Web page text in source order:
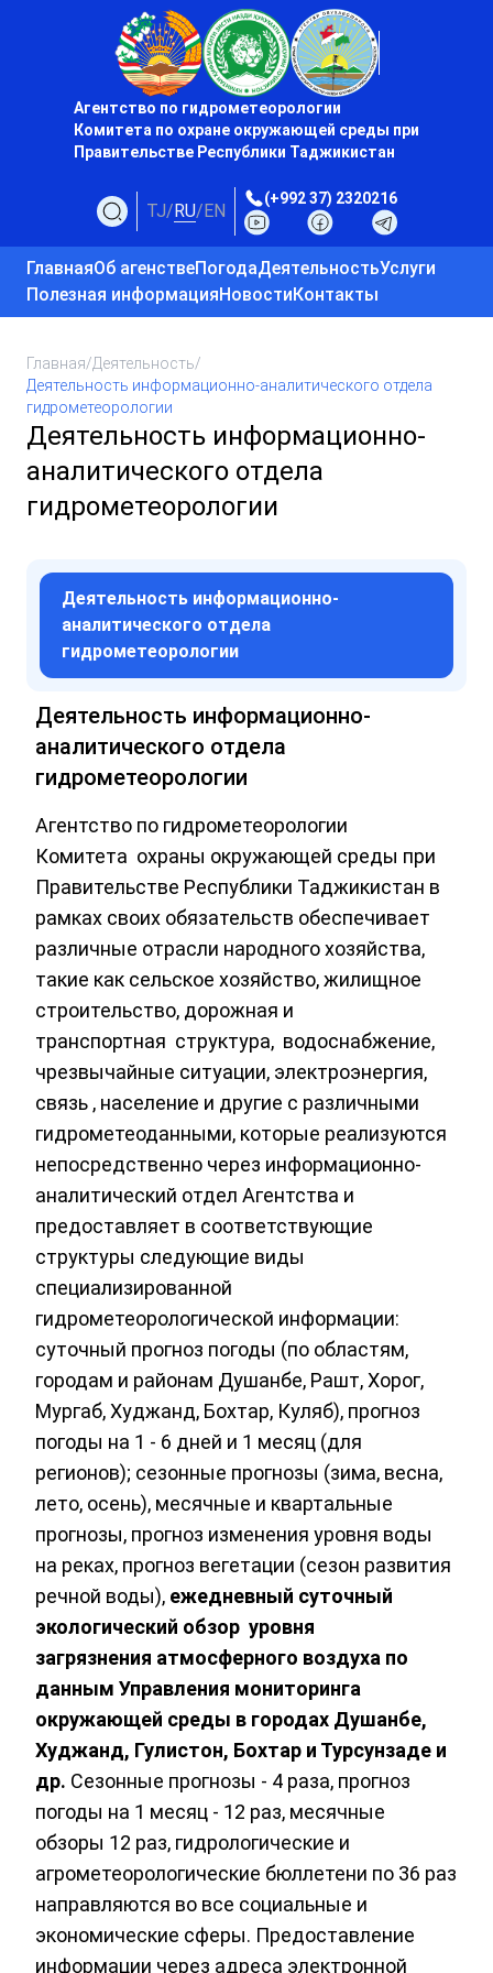
Агентство по гидрометеорологии
Комитета по охране окружающей среды при
Правительстве Республики Таджикистан
TJ/RU/EN
(+992 37) 2320216
ГлавнаяОб агенствеПогодаДеятельностьУслуги
Полезная информацияНовостиКонтакты
Главная/Деятельность/
Деятельность информационно-аналитического отдела
гидрометеорологии
Деятельность информационно-
аналитического отдела
гидрометеорологии
Деятельность информационно-
аналитического отдела
гидрометеорологии
Деятельность информационно-
аналитического отдела
гидрометеорологии
Агентство по гидрометеорологии
Комитета охраны окружающей среды при
Правительстве Республики Таджикистан в
рамках своих обязательств обеспечивает
различные отрасли народного хозяйства,
такие как сельское хозяйство, жилищное
строительство, дорожная и
транспортная структура, водоснабжение,
чрезвычайные ситуации, электроэнергия,
связь , население и другие с различными
гидрометеоданными, которые реализуются
непосредственно через информационно-
аналитический отдел Агентства и
предоставляет в соответствующие
структуры следующие виды
специализированной
гидрометеорологической информации:
суточный прогноз погоды (по областям,
городам и районам Душанбе, Рашт, Хорог,
Мургаб, Худжанд, Бохтар, Куляб), прогноз
погоды на 1 - 6 дней и 1 месяц (для
регионов); сезонные прогнозы (зима, весна,
лето, осень), месячные и квартальные
прогнозы, прогноз изменения уровня воды
на реках, прогноз вегетации (сезон развития
речной воды), ежедневный суточный
экологический обзор уровня
загрязнения атмосферного воздуха по
данным Управления мониторинга
окружающей среды в городах Душанбе,
Худжанд, Гулистон, Бохтар и Турсунзаде и
др. Сезонные прогнозы - 4 раза, прогноз
погоды на 1 месяц - 12 раз, месячные
обзоры 12 раз, гидрологические и
агрометеорологические бюллетени по 36 раз
направляются во все социальные и
экономические сферы. Предоставление
информации через адреса электронной